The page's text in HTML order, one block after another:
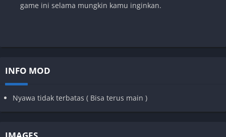
game ini selama mungkin kamu inginkan.
INFO MOD
Nyawa tidak terbatas ( Bisa terus main )